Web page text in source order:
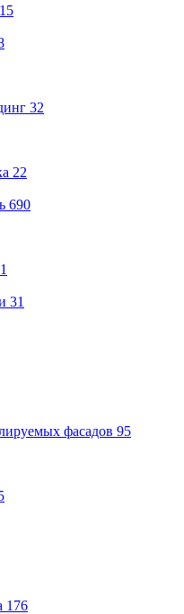
32
22
690
31
фасадов 95
176